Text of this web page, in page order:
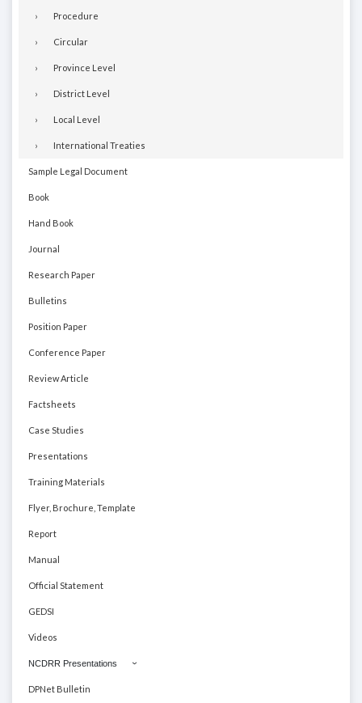
Procedure
Circular
Province Level
District Level
Local Level
International Treaties
Sample Legal Document
Book
Hand Book
Journal
Research Paper
Bulletins
Position Paper
Conference Paper
Review Article
Factsheets
Case Studies
Presentations
Training Materials
Flyer, Brochure, Template
Report
Manual
Official Statement
GEDSI
Videos
NCDRR Presentations
DPNet Bulletin